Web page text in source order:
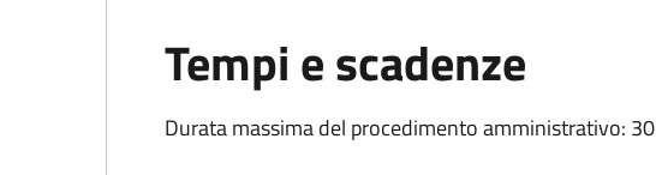
Tempi e scadenze
Durata massima del procedimento amministrativo: